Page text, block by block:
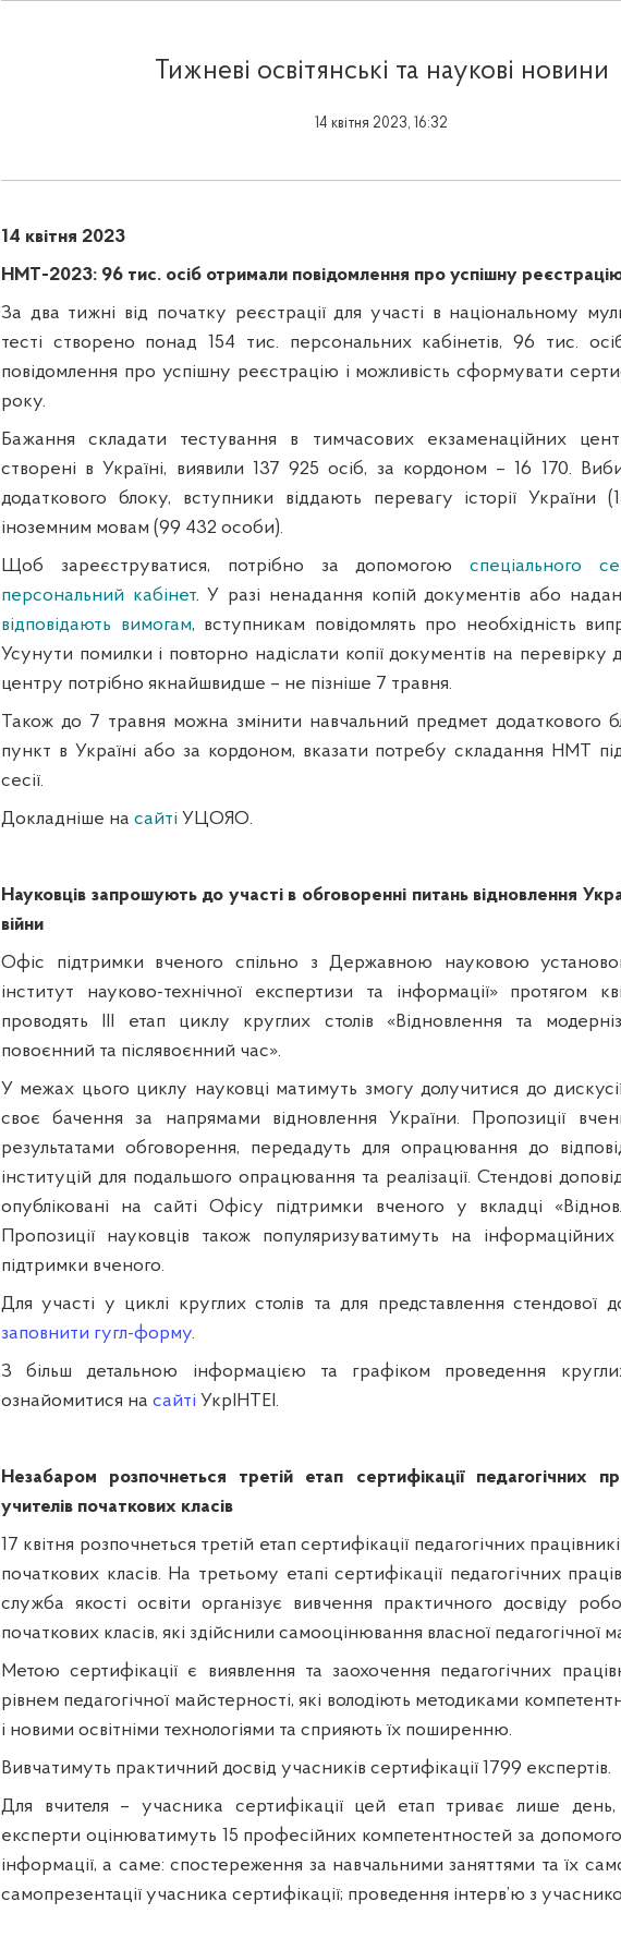
Тижневі освітянські та наукові новини
14 квітня 2023, 16:32
14 квітня 2023
НМТ-2023: 96 тис. осіб отримали повідомлення про успішну
За два тижні від початку реєстрації для участі в національному
тесті створено понад 154 тис. персональних кабінетів, 96 тис.
повідомлення про успішну реєстрацію і можливість сформувати
року.
Бажання складати тестування в тимчасових екзаменаційних
створені в Україні, виявили 137 925 осіб, за кордоном – 16 170.
додаткового блоку, вступники віддають перевагу історії України
іноземним мовам (99 432 особи).
Щоб зареєструватися, потрібно за допомогоюспеціального
персональний кабінет.У разі ненадання копій документів або
відповідають вимогам, вступникам повідомлять про необхідність
Усунути помилки і повторно надіслати копії документів на перевірку
центру потрібно якнайшвидше – не пізніше 7 травня.
Також до 7 травня можна змінити навчальний предмет додаткового
пункт в Україні або за кордоном, вказати потребу складання НМТ
сесії.
Докладніше на сайті УЦОЯО.
Науковців запрошують до участі в обговоренні питань відновлення
війни
Офіс підтримки вченого спільно з Державною науковою
інститут науково-технічної експертизи та інформації» протягом
проводять ІІІ етап циклу круглих столів «Відновлення та
повоєнний та післявоєнний час».
У межах цього циклу науковці матимуть змогу долучитися до
своє бачення за напрямами відновлення України. Пропозиції
результатами обговорення, передадуть для опрацювання до
інституцій для подальшого опрацювання та реалізації. Стендові
опубліковані на сайті Офісу підтримки вченого у вкладці
Пропозиції науковців також популяризуватимуть на
підтримки вченого.
Для участі у циклі круглих столів та для представлення стендової
заповнити гугл-форму.
З більш детальною інформацією та графіком проведення
ознайомитися на сайті УкрІНТЕІ.
Незабаром розпочнеться третій етап сертифікації педагогічних
учителів початкових класів
17 квітня розпочнеться третій етап сертифікації педагогічних
початкових класів. На третьому етапі сертифікації педагогічних
служба якості освіти організує вивчення практичного досвіду
початкових класів, які здійснили самооцінювання власної педагогічної
Метою сертифікації є виявлення та заохочення педагогічних
рівнем педагогічної майстерності, які володіють методиками
і новими освітніми технологіями та сприяють їх поширенню.
Вивчатимуть практичний досвід учасників сертифікації 1799 експертів.
Для вчителя – учасника сертифікації цей етап триває лише день,
експерти оцінюватимуть 15 професійних компетентностей за
інформації, а саме: спостереження за навчальними заняттями та їх
самопрезентації учасника сертифікації; проведення інтерв’ю з